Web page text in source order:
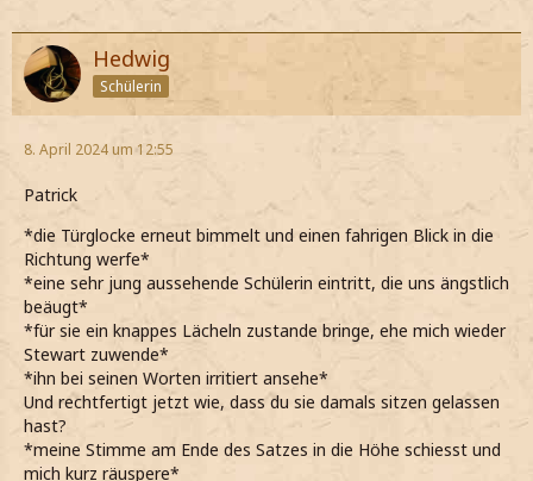
Hedwig
Schülerin
8. April 2024 um 12:55
Patrick
*die Türglocke erneut bimmelt und einen fahrigen Blick in die
Richtung werfe*
*eine sehr jung aussehende Schülerin eintritt, die uns ängstlich
beäugt*
*für sie ein knappes Lächeln zustande bringe, ehe mich wieder
Stewart zuwende*
*ihn bei seinen Worten irritiert ansehe*
Und rechtfertigt jetzt wie, dass du sie damals sitzen gelassen
hast?
*meine Stimme am Ende des Satzes in die Höhe schiesst und
mich kurz räuspere*